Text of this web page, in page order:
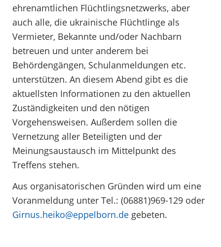
ehrenamtlichen Flüchtlingsnetzwerks, aber
auch alle, die ukrainische Flüchtlinge als
Vermieter, Bekannte und/oder Nachbarn
betreuen und unter anderem bei
Behördengängen, Schulanmeldungen etc.
unterstützen. An diesem Abend gibt es die
aktuellsten Informationen zu den aktuellen
Zuständigkeiten und den nötigen
Vorgehensweisen. Außerdem sollen die
Vernetzung aller Beteiligten und der
Meinungsaustausch im Mittelpunkt des
Treffens stehen.
Aus organisatorischen Gründen wird um eine
Voranmeldung unter Tel.: (06881)969-129 oder
Girnus.heiko@eppelborn.de gebeten.